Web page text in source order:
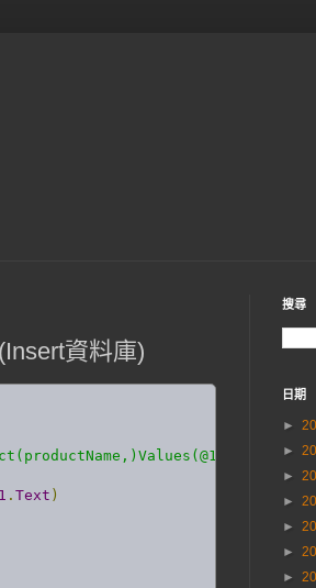
資料庫)
conn
. Text )
搜尋
日期
►
►
►
►
►
►
►